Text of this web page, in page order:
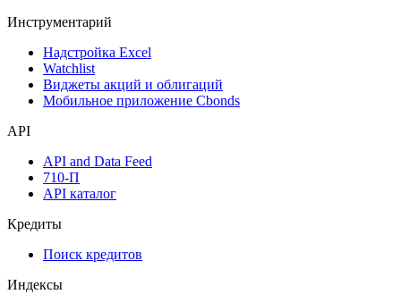
Инструментарий
Надстройка Excel
Watchlist
Виджеты акций и облигаций
Мобильное приложение Cbonds
API
API and Data Feed
710-П
API каталог
Кредиты
Поиск кредитов
Индексы